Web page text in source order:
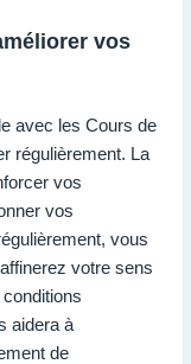
vos
avec les Cours de
régulièrement. La
vos
vos
vous
votre sens
aidera à
de